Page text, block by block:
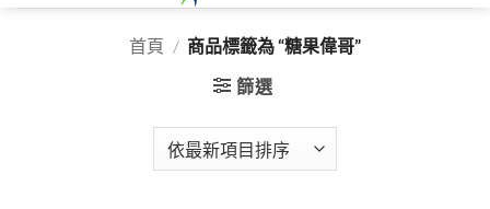
首頁 / 商品標籤為 “糖果偉哥”
篩選